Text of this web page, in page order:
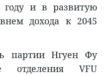
и в развитую
дохода к 2045
партии Нгуен Фу
отделения VFU